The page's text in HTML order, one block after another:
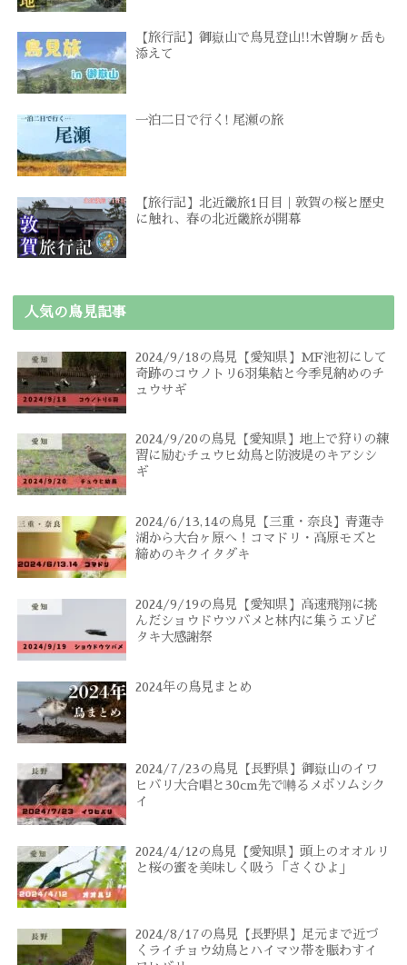
【旅行記】御嶽山で鳥見登山!!木曽駒ヶ岳も
添えて
一泊二日で行く! 尾瀬の旅
【旅行記】北近畿旅1日目｜敦賀の桜と歴史
に触れ、春の北近畿旅が開幕
人気の鳥見記事
2024/9/18の鳥見【愛知県】MF池初にして
奇跡のコウノトリ6羽集結と今季見納めのチ
ュウサギ
2024/9/20の鳥見【愛知県】地上で狩りの練
習に励むチュウヒ幼鳥と防波堤のキアシシ
ギ
2024/6/13,14の鳥見【三重・奈良】青蓮寺
湖から大台ヶ原へ！コマドリ・高原モズと
締めのキクイタダキ
2024/9/19の鳥見【愛知県】高速飛翔に挑
んだショウドウツバメと林内に集うエゾビ
タキ大感謝祭
2024年の鳥見まとめ
2024/7/23の鳥見【長野県】御嶽山のイワ
ヒバリ大合唱と30cm先で囀るメボソムシク
イ
2024/4/12の鳥見【愛知県】頭上のオオルリ
と桜の蜜を美味しく吸う「さくひよ」
2024/8/17の鳥見【長野県】足元まで近づ
くライチョウ幼鳥とハイマツ帯を賑わすイ